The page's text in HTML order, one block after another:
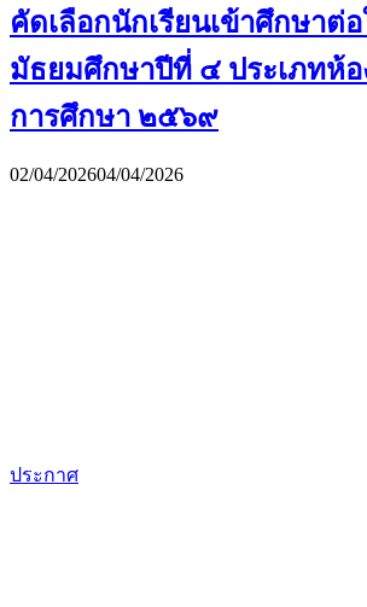
คัดเลือกนักเรียนเข้าศึกษาต่
มัธยมศึกษาปีที่ ๔ ประเภทห้อ
การศึกษา ๒๕๖๙
02/04/202604/04/2026
ประกาศ